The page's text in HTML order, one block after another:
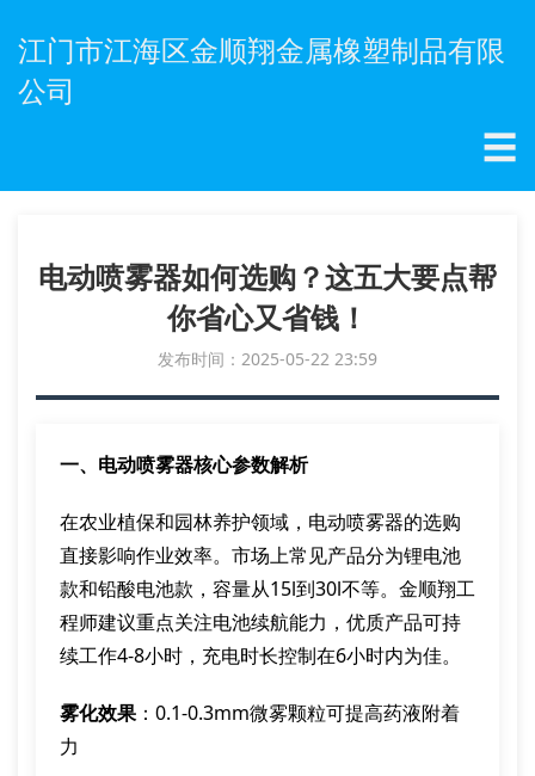
江门市江海区金顺翔金属橡塑制品有限
公司
☰
电动喷雾器如何选购？这五大要点帮
你省心又省钱！
发布时间：2025-05-22 23:59
一、电动喷雾器核心参数解析
在农业植保和园林养护领域，电动喷雾器的选购
直接影响作业效率。市场上常见产品分为锂电池
款和铅酸电池款，容量从15l到30l不等。金顺翔工
程师建议重点关注电池续航能力，优质产品可持
续工作4-8小时，充电时长控制在6小时内为佳。
雾化效果：0.1-0.3mm微雾颗粒可提高药液附着
力